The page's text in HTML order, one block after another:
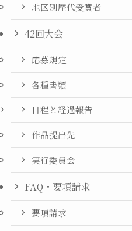
地区別歴代受賞者
42回大会
応募規定
各種書類
日程と経過報告
作品提出先
実行委員会
FAQ・要項請求
要項請求